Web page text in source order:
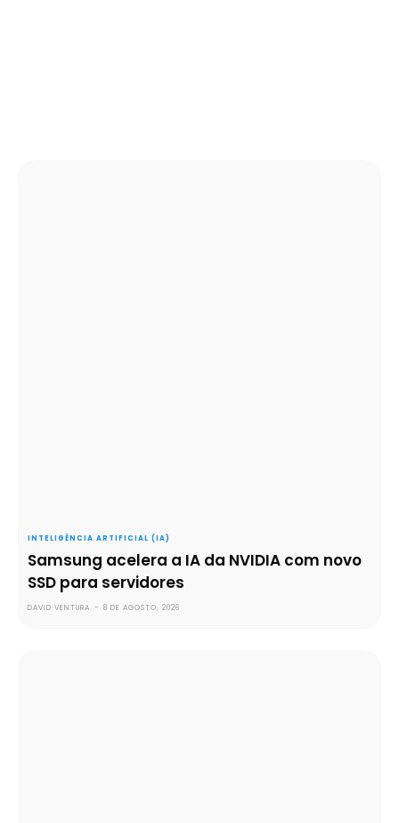
INTELIGÊNCIA ARTIFICIAL (IA)
Samsung acelera a IA da NVIDIA com novo
SSD para servidores
DAVID VENTURA - 8 DE AGOSTO, 2026